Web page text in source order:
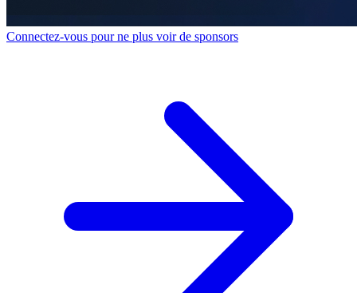
Connectez-vous pour ne plus voir de sponsors